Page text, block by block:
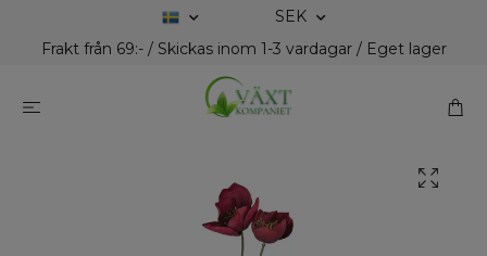
SEK
Frakt från 69:- / Skickas inom 1-3 vardagar / Eget lager